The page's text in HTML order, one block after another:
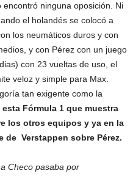
ninguna oposición. Ni
el holandés se colocó a
los neumáticos duros y con
y con Pérez con un juego
con 23 vueltas de uso, el
veloz y simple para Max.
tan exigente como la
Fórmula 1 que muestra
los otros equipos y ya en la
Verstappen sobre Pérez.
Checo pasaba por